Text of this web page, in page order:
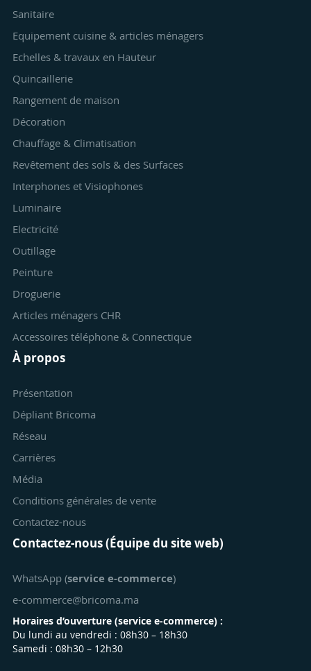
Sanitaire
Equipement cuisine & articles ménagers
Echelles & travaux en Hauteur
Quincaillerie
Rangement de maison
Décoration
Chauffage & Climatisation
Revêtement des sols & des Surfaces
Interphones et Visiophones
Luminaire
Electricité
Outillage
Peinture
Droguerie
Articles ménagers CHR
Accessoires téléphone & Connectique
À propos
Présentation
Dépliant Bricoma
Réseau
Carrières
Média
Conditions générales de vente
Contactez-nous
Contactez-nous (Équipe du site web)
WhatsApp (service e-commerce)
e-commerce@bricoma.ma
Horaires d’ouverture (service e-commerce) :
Du lundi au vendredi : 08h30 – 18h30
Samedi : 08h30 – 12h30